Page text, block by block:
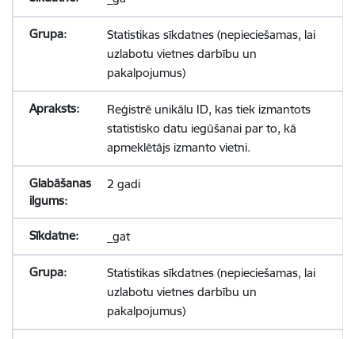
Statistikas sīkdatnes (nepieciešamas, lai
uzlabotu vietnes darbību un
pakalpojumus)
Reģistrē unikālu ID, kas tiek izmantots
statistisko datu iegūšanai par to, kā
apmeklētājs izmanto vietni.
2 gadi
_gat
Statistikas sīkdatnes (nepieciešamas, lai
uzlabotu vietnes darbību un
pakalpojumus)